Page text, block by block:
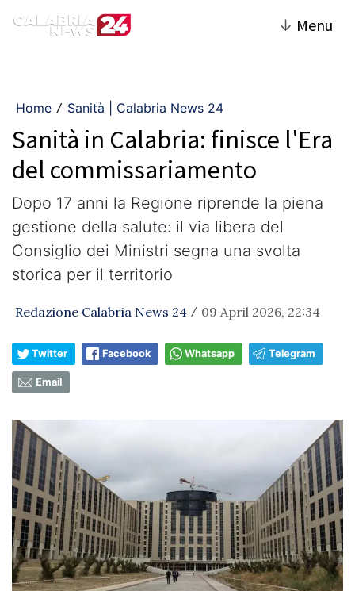
↓ Menu
Home / Sanità | Calabria News 24
Sanità in Calabria: finisce l'Era
del commissariamento
​Dopo 17 anni la Regione riprende la piena
gestione della salute: il via libera del
Consiglio dei Ministri segna una svolta
storica per il territorio
Redazione Calabria News 24 / 09 April 2026, 22:34
Twitter Facebook Whatsapp Telegram
Email